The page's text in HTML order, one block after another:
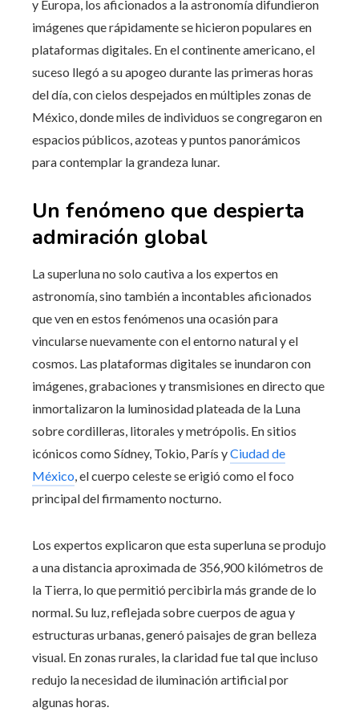
y Europa, los aficionados a la astronomía difundieron
imágenes que rápidamente se hicieron populares en
plataformas digitales. En el continente americano, el
suceso llegó a su apogeo durante las primeras horas
del día, con cielos despejados en múltiples zonas de
México, donde miles de individuos se congregaron en
espacios públicos, azoteas y puntos panorámicos
para contemplar la grandeza lunar.
Un fenómeno que despierta
admiración global
La superluna no solo cautiva a los expertos en
astronomía, sino también a incontables aficionados
que ven en estos fenómenos una ocasión para
vincularse nuevamente con el entorno natural y el
cosmos. Las plataformas digitales se inundaron con
imágenes, grabaciones y transmisiones en directo que
inmortalizaron la luminosidad plateada de la Luna
sobre cordilleras, litorales y metrópolis. En sitios
icónicos como Sídney, Tokio, París yCiudad de
México, el cuerpo celeste se erigió como el foco
principal del firmamento nocturno.
Los expertos explicaron que esta superluna se produjo
a una distancia aproximada de 356,900 kilómetros de
la Tierra, lo que permitió percibirla más grande de lo
normal. Su luz, reflejada sobre cuerpos de agua y
estructuras urbanas, generó paisajes de gran belleza
visual. En zonas rurales, la claridad fue tal que incluso
redujo la necesidad de iluminación artificial por
algunas horas.